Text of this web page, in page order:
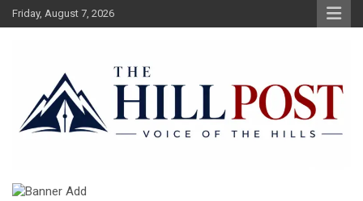
Skip
to
Friday, August 7, 2026
The Hillpost